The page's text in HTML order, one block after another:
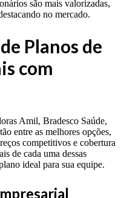
são mais valorizadas,
no mercado.
Planos de
com
Amil, Bradesco Saúde,
entre as melhores opções,
competitivos e cobertura
de cada uma dessas
ideal para sua equipe.